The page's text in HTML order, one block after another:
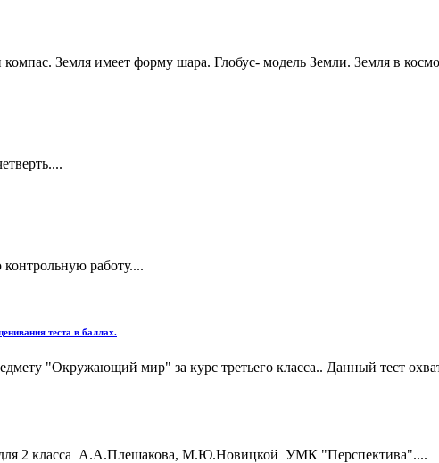
компас. Земля имеет форму шара. Глобус- модель Земли. Земля в
работу....
теста в баллах.
"Окружающий мир" за курс третьего класса.. Данный тест
2 класса А.А.Плешакова, М.Ю.Новицкой УМК "Перспектива"....